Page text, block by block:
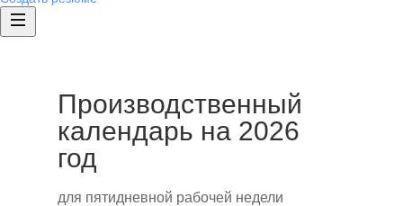
Производственный
календарь на 2026
год
для пятидневной рабочей недели